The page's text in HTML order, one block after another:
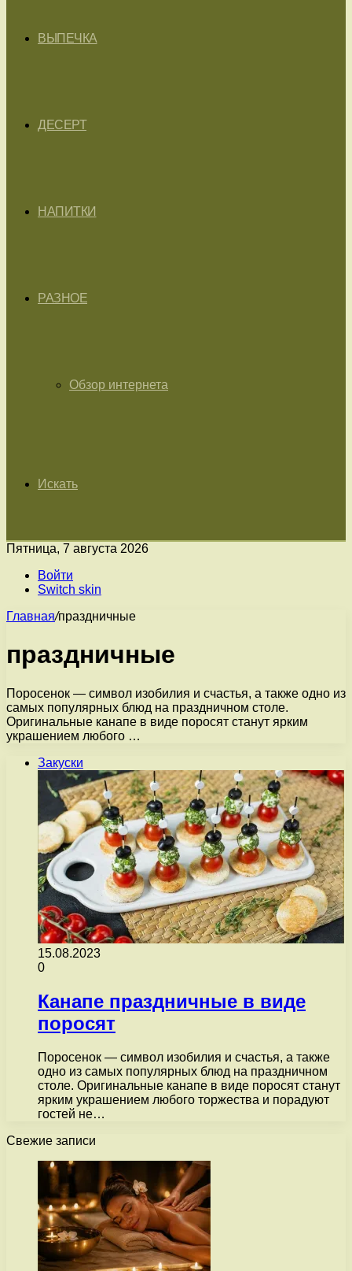
ВЫПЕЧКА
ДЕСЕРТ
НАПИТКИ
РАЗНОЕ
Обзор интернета
Искать
Пятница, 7 августа 2026
Войти
Switch skin
Главная/праздничные
праздничные
Поросенок — символ изобилия и счастья, а также одно из
самых популярных блюд на праздничном столе.
Оригинальные канапе в виде поросят станут ярким
украшением любого …
Закуски
15.08.2023
0
Канапе праздничные в виде
поросят
Поросенок — символ изобилия и счастья, а также
одно из самых популярных блюд на праздничном
столе. Оригинальные канапе в виде поросят станут
ярким украшением любого торжества и порадуют
гостей не…
Свежие записи